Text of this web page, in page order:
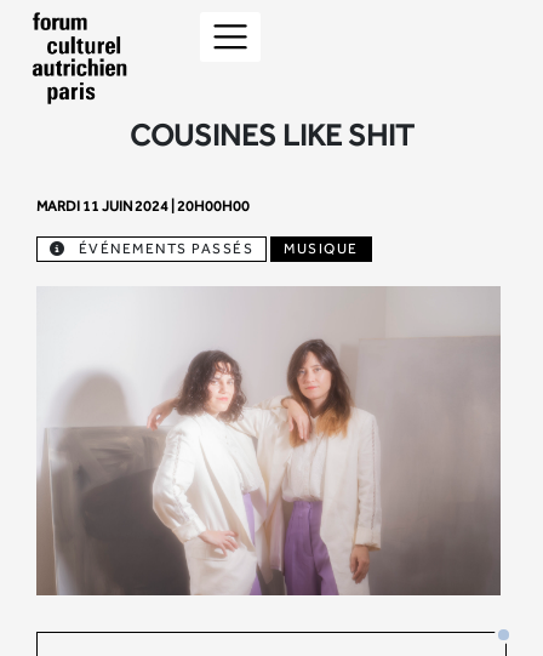
COUSINES LIKE SHIT
MARDI 11 JUIN 2024 | 20H00H00
ÉVÉNEMENTS PASSÉS MUSIQUE